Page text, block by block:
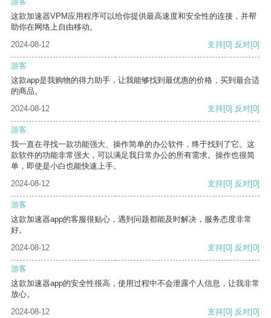
这款加速器VPM应用程序可以给你提供最高速度和安全性的连接，并帮
助你在网络上自由移动。
2024-08-12
支持[0] 反对[0]
游客
这款app是我购物的得力助手，让我能够找到最优惠的价格，买到最合适
的商品。
2024-08-12
支持[0] 反对[0]
游客
我一直在寻找一款功能强大、操作简单的办公软件，终于找到了它。这
款软件的功能非常强大，可以满足我日常办公的所有需求。操作也很简
单，即使是小白也能快速上手。
2024-08-12
支持[0] 反对[0]
游客
这款加速器app的客服很贴心，遇到问题都能及时解决，服务态度非常
好。
2024-08-12
支持[0] 反对[0]
游客
这款加速器app的安全性很高，使用过程中不会泄露个人信息，让我非常
放心。
2024-08-12
支持[0] 反对[0]